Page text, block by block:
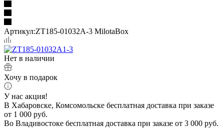
Артикул:ZT185-01032A-3 MilotaBox
Нет в наличии
Хочу в подарок
У нас акция!
В Хабаровске, Комсомольске бесплатная доставка при заказе
от 1 000 руб.
Во Владивостоке бесплатная доставка при заказе от 3 000 руб.